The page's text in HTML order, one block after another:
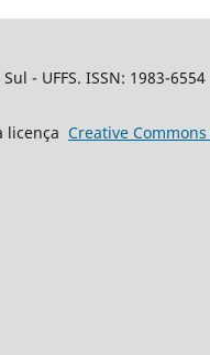
- UFFS. ISSN: 1983-6554
licença Creative Commons